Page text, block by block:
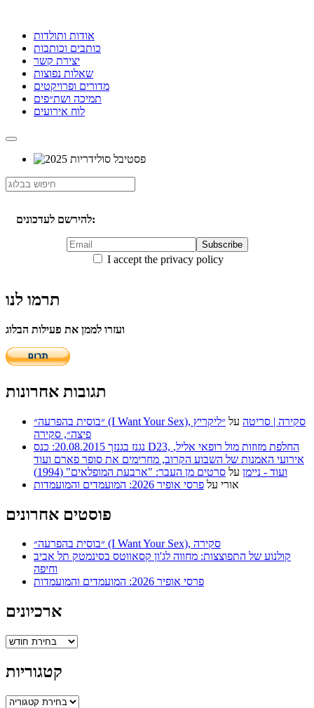
אודות ותולדות
כותבים וכותבות
יצירת קשר
שאלות נפוצות
מדורים ופרויקטים
תמיכה ושת״פים
לוח אירועים
להירשם לעדכונים:
I accept the privacy policy
תרמו לנו
ועזרו לממן את פעילות הבלוג
תגובות אחרונות
״בוסית בהפרעה״ (I Want Your Sex), סקירה | סריטה על ״ליקריץ
פיצה״, סקירה
נגנז בגנזך 20.08.2015: כנס D23, החלפת מזוזות מול רופאי אליל,
אירועי האמנות של השבוע הקרוב, מחרימים את סופר פארם ועוד
ועוד - ניימן על סרטים מן העבר: "ארבעת המופלאים" (1994)
אורי על פרסי אופיר 2026: המועמדים והמועמדות
פוסטים אחרונים
״בוסית בהפרעה״ (I Want Your Sex), סקירה
קולנוע של התפוצצות: מחווה לג'ון קסאווטס בסינמטק תל אביב
וחיפה
פרסי אופיר 2026: המועמדים והמועמדות
ארכיונים
ארכיונים
קטגוריות
קטגוריות